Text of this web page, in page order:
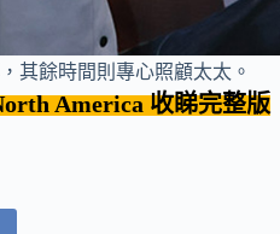
其餘時間則專心照顧太太。
America 收睇完整版